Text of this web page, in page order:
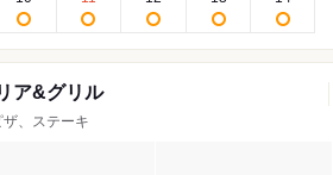
ア&グリル
、ステーキ